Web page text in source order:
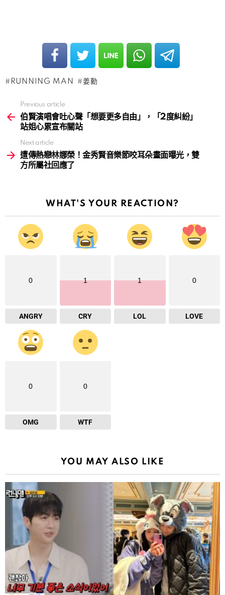
RUNNING MAN 姜勳
more
Previous article
伯賢演唱會吐心聲「想要更多自由」，「2度糾紛」
站姐心累宣布關站
Next article
遭傳熱戀林娜榮！金秀賢音樂節咬耳朵畫面曝光，雙
方所屬社回應了
WHAT'S YOUR REACTION?
0
ANGRY
1
CRY
1
LOL
0
LOVE
0
OMG
0
WTF
YOU MAY ALSO LIKE